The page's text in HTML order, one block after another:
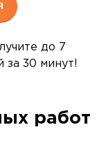
до 7
за 30 минут!
работ